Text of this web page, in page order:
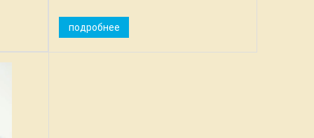
процесс и принципы энергетического
массажа описаны - тут! ...
подробнее